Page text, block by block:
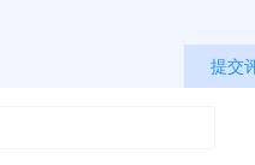
提交